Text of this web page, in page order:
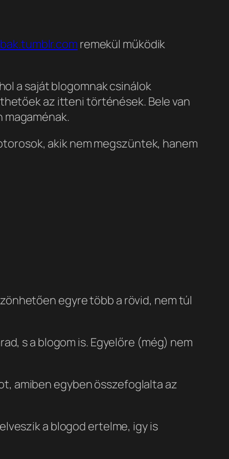
remekül működik
a saját blogomnak csinálok
az itteni történések. Bele van
magaménak.
akik nem megszüntek, hanem
egyre több a rövid, nem túl
s a blogom is. Egyelőre (még) nem
amiben egyben összefoglalta az
a blogod ertelme, igy is